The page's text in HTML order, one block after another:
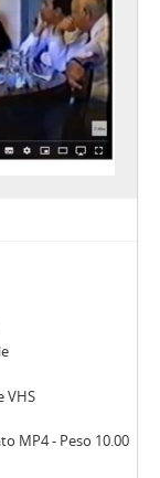
VHS
MP4 - Peso 10.00